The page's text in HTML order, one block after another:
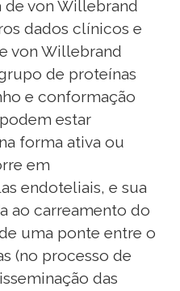
de von Willebrand
dados clínicos e
von Willebrand
de proteínas
e conformação
estar
forma ativa ou
em
endoteliais, e sua
ao carreamento do
uma ponte entre o
(no processo de
das